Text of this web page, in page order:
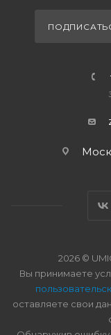
2026 ©
Вы принимаете
оставляете свои